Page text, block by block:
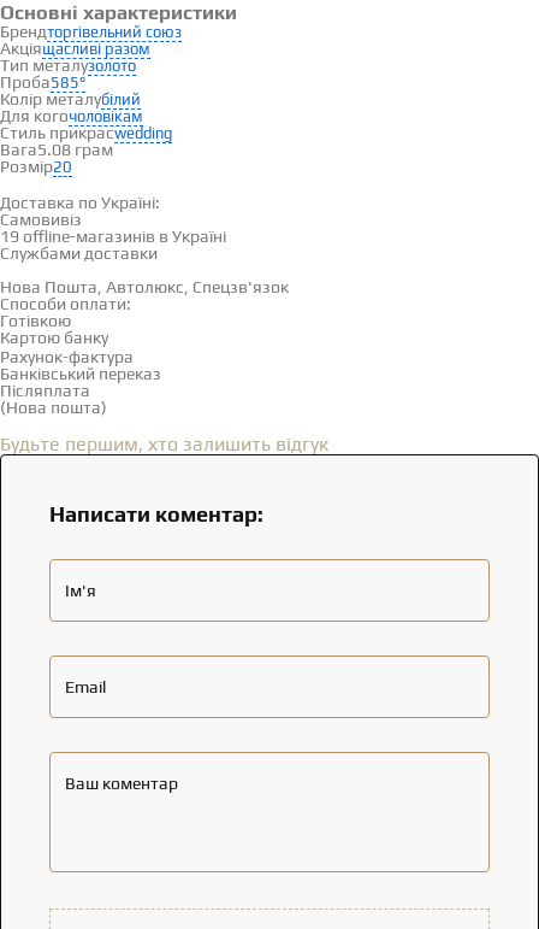
Основні характеристики
Брендторгівельний союз
Акціящасливі разом
Тип металузолото
Проба585°
Колір металубілий
Для когочоловікам
Стиль прикрасwedding
Вага5.08 грам
Розмір20
Доставка і оплата
Доставка по Україні:
Самовивіз
19 offline-магазинів в Україні
Службами доставки
Нова Пошта, Автолюкс, Спецзв'язок
Способи оплати:
Готівкою
Картою банку
Рахунок-фактура
Банківський переказ
Післяплата
(Нова пошта)
Будьте першим, хто залишить відгук
Написати коментар:
Ім'я
Email
Ваш коментар